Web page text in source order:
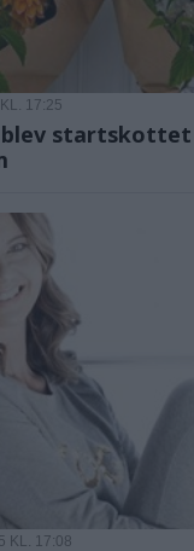
17:25
startskottet
KL. 17:08